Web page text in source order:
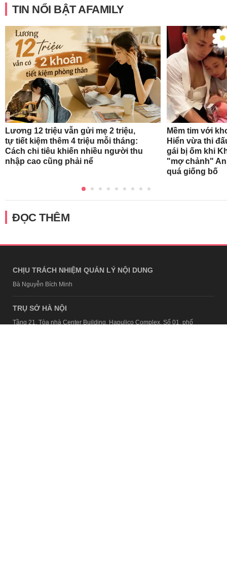
TIN NỔI BẬT AFAMILY
Lương 12 triệu vẫn gửi mẹ 2 triệu,
tự tiết kiệm thêm 4 triệu mỗi tháng:
Cách chi tiêu khiến nhiều người thu
nhập cao cũng phải nể
Mềm tim với
Hiển vừa thi
gái bị ốm khi
"mợ chảnh"
quá giống bố
ĐỌC THÊM
CHỊU TRÁCH NHIỆM QUẢN LÝ NỘI DUNG
Bà Nguyễn Bích Minh
TRỤ SỞ HÀ NỘI
Tầng 21, Tòa nhà Center Building, Hapulico Complex, Số 01, phố